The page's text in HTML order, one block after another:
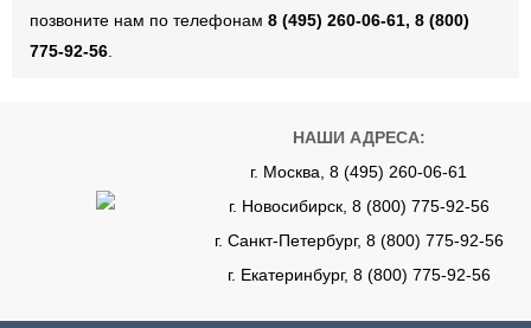
позвоните нам по телефонам 8 (495) 260-06-61, 8 (800)
775-92-56
НАШИ АДРЕСА:
г. Москва, 8 (495) 260-06-61
г. Новосибирск, 8 (800) 775-92-56
г. Санкт-Петербург, 8 (800) 775-92-56
г. Екатеринбург, 8 (800) 775-92-56